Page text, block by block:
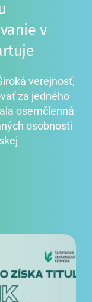
v
verejnosť,
za jedného
osemčlenná
osobností